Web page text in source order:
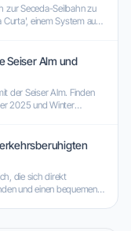
zur Seceda-Seilbahn zu
einem System aus
Seiser Alm und
der Seiser Alm. Finden
2025 und Winter
die sich direkt
und einen bequemen